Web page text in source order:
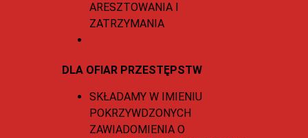
DLA OFIAR PRZESTĘPSTW
SKŁADAMY W IMIENIU
POKRZYWDZONYCH
ZAWIADOMIENIA O
ARESZTOWANIA I
ZATRZYMANIA